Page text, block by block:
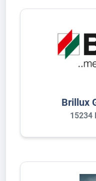
Brillux
15234